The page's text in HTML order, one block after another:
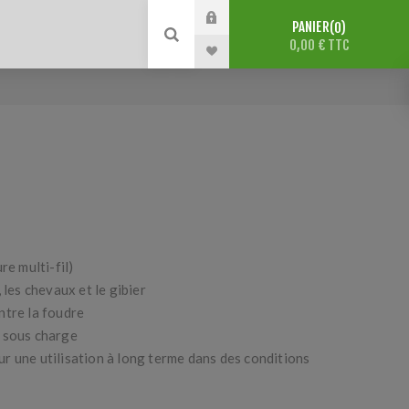
PANIER 0
0,00 € TTC
multi-fil)
les chevaux et le gibier
la foudre
charge
une utilisation à long terme dans des conditions